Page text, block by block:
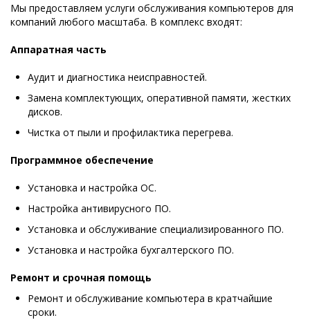
Мы предоставляем услуги обслуживания компьютеров для
компаний любого масштаба. В комплекс входят:
Аппаратная часть
Аудит и диагностика неисправностей.
Замена комплектующих, оперативной памяти, жестких
дисков.
Чистка от пыли и профилактика перегрева.
Программное обеспечение
Установка и настройка ОС.
Настройка антивирусного ПО.
Установка и обслуживание специализированного ПО.
Установка и настройка бухгалтерского ПО.
Ремонт и срочная помощь
Ремонт и обслуживание компьютера в кратчайшие
сроки.